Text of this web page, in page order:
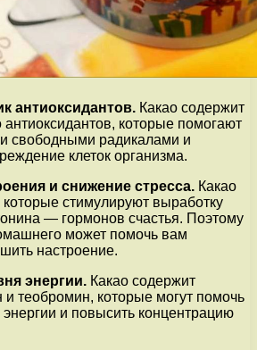
антиоксидантов. Какао содержит
которые помогают
свободными радикалами и
клеток организма.
и снижение стресса. Какао
стимулируют выработку
— гормонов счастья. Поэтому
может помочь вам
настроение.
энергии. Какао содержит
и теобромин, которые могут помочь
и повысить концентрацию